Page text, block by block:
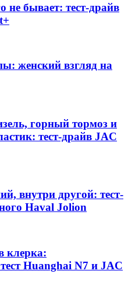
бывает: тест-драйв
женский взгляд на
горный тормоз и
тест-драйв JAC
внутри другой: тест-
Haval Jolion
клерка:
Huanghai N7 и JAC